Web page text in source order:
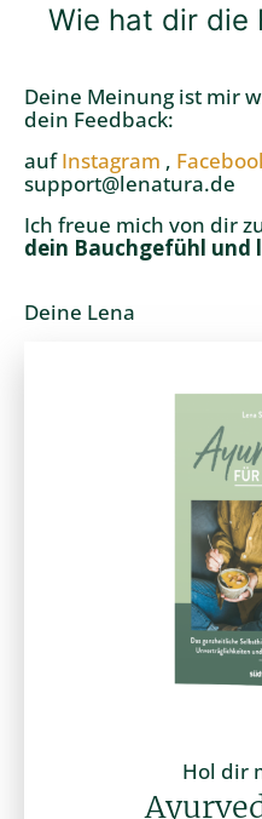
Wie hat dir die
Deine Meinung ist mir
dein Feedback:
aufInstagram ,
support@lenatura.de
Ich freue mich von dir
dein Bauchgefühl und
Deine Lena
Hol dir